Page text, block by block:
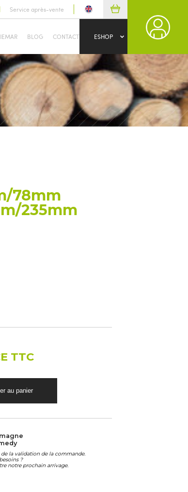
Service après-vente
BLOG CONTACT ESHOP
78mm
235mm
TTC
la validation de la commande.
?
notre prochain arrivage.